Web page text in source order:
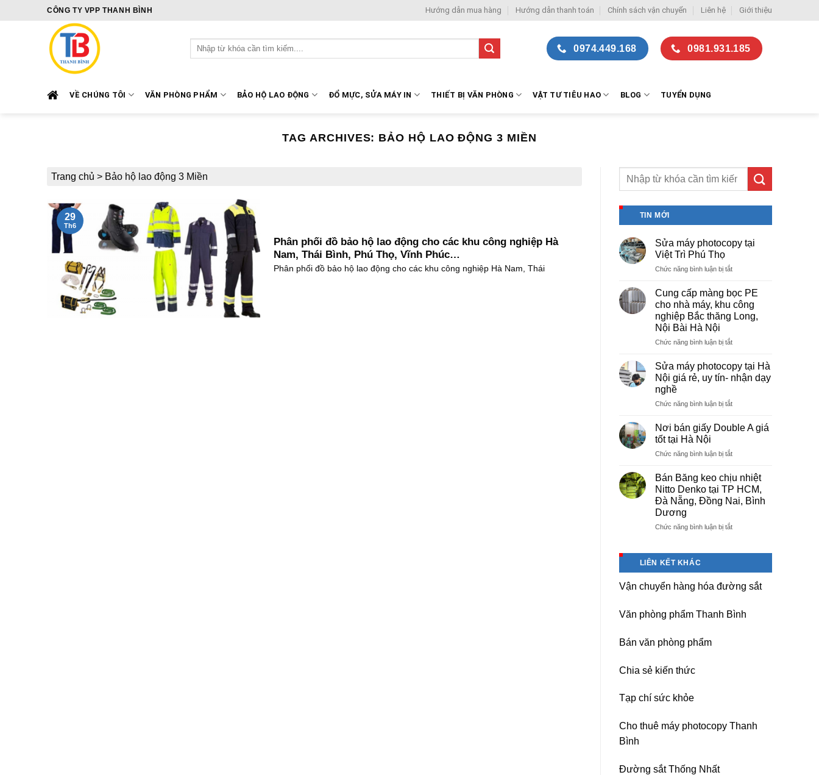
CÔNG TY VPP THANH BÌNH Hướng dẫn mua hàng Hướng dẫn thanh toán Chính sách vận chuyển Liên hệ Giới thiệu
Tìm
kiếm:
0974.449.168 0981.931.185
VỀ CHÚNG TÔI VĂN PHÒNG PHẨM BẢO HỘ LAO ĐỘNG ĐỔ MỰC, SỬA MÁY IN THIẾT BỊ VĂN PHÒNG VẬT TƯ TIÊU HAO BLOG TUYỂN DỤNG
TAG ARCHIVES: BẢO HỘ LAO ĐỘNG 3 MIỀN
Trang chủ > Bảo hộ lao động 3 Miền
Phân phối đồ bảo hộ lao động cho các khu công nghiệp Hà
Nam, Thái Bình, Phú Thọ, Vĩnh Phúc…
Phân phối đồ bảo hộ lao động cho các khu công nghiệp Hà Nam, Thái
29
Th6
TIN MỚI
Sửa máy photocopy tại
Việt Trì Phú Thọ
Chức năng bình luận bị tắtở
photocopy
tại
Việt
Phú
Cung cấp màng bọc PE
cho nhà máy, khu công
nghiệp Bắc thăng Long,
Nội Bài Hà Nội
Chức năng bình luận bị tắtở
màng
bọc
cho
máy,
nghiệp
thăng
Long,
Nội
Nội
Sửa máy photocopy tại Hà
Nội giá rẻ, uy tín- nhận dạy
nghề
Chức năng bình luận bị tắtở
máy
photocopy
Hà
giá
rẻ,
uy
tín-
dạy
Nơi bán giấy Double A giá
tốt tại Hà Nội
Chức năng bình luận bị tắtở
giấy
Double
A
tốt
Bán Băng keo chịu nhiệt
Nitto Denko tại TP HCM,
Đà Nẵng, Đồng Nai, Bình
Dương
Chức năng bình luận bị tắtở
Nitto
tại
TP
LIÊN KẾT KHÁC
Vận chuyển hàng hóa đường sắt
Văn phòng phẩm Thanh Bình
Bán văn phòng phẩm
Chia sẻ kiến thức
Tạp chí sức khỏe
Cho thuê máy photocopy Thanh
Bình
Đường sắt Thống Nhất